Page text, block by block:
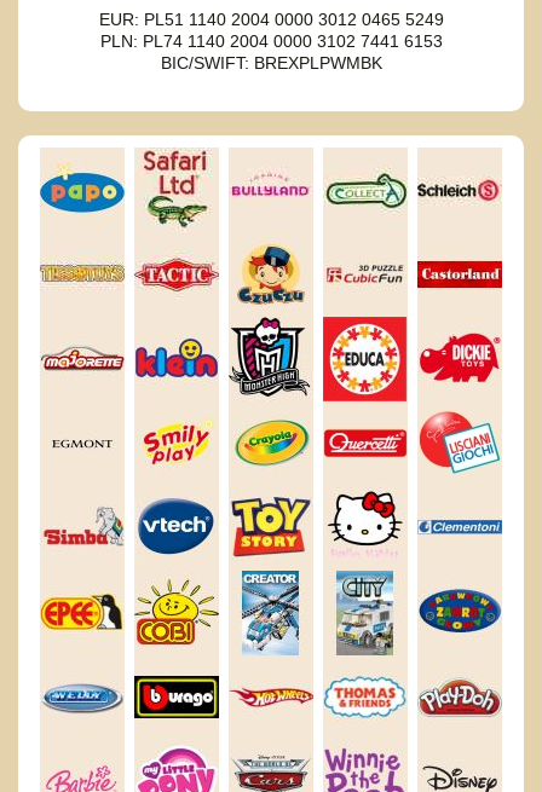
EUR: PL51 1140 2004 0000 3012 0465 5249
PLN: PL74 1140 2004 0000 3102 7441 6153
BIC/SWIFT: BREXPLPWMBK